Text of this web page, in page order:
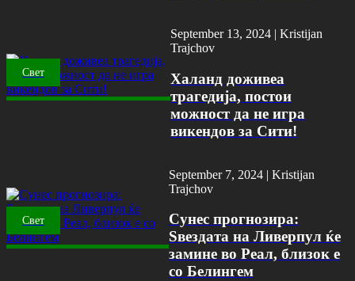
Свет
September 13, 2024 | Kristijan
Trajchov
Халанд доживеа
трагедија, постои
можност да не игра
викендов за Сити!
Свет
September 7, 2024 | Kristijan
Trajchov
Сунес прогнозира:
Ѕвездата на Ливерпул ќе
замине во Реал, близок е
со Белингем